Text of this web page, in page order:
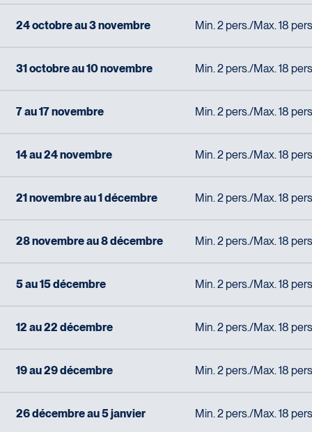
24 octobre au 3 novembre Min. 2 pers./Max. 18
31 octobre au 10 novembre Min. 2 pers./Max. 18
7 au 17 novembre Min. 2 pers./Max. 18
14 au 24 novembre Min. 2 pers./Max. 18
21 novembre au 1 décembre Min. 2 pers./Max. 18
28 novembre au 8 décembre Min. 2 pers./Max. 18
5 au 15 décembre Min. 2 pers./Max. 18
12 au 22 décembre Min. 2 pers./Max. 18
19 au 29 décembre Min. 2 pers./Max. 18
26 décembre au 5 janvier Min. 2 pers./Max. 18